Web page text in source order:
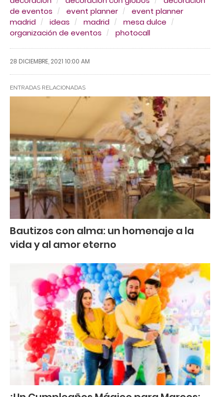
de eventos
event planner
event planner
madrid
ideas madrid
mesa dulce
organización de eventos
photocall
28 DICIEMBRE, 2021 10:00 AM
ENTRADAS RELACIONADAS
Bautizos con alma: un homenaje a la
vida y al amor eterno